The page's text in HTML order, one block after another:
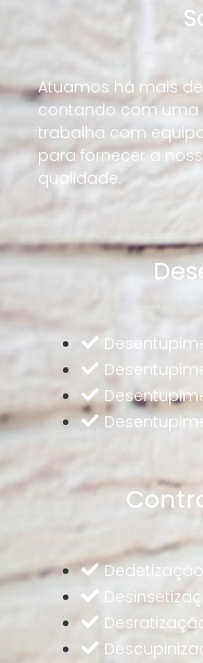
Atuamos há mais
contando com uma
trabalha com
para fornecer a
qualidade.
Dedetização